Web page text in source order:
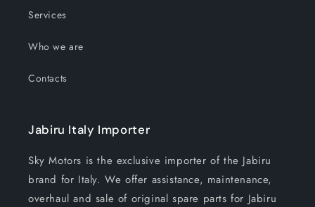
Services
Who we are
Contacts
Jabiru Italy Importer
Sky Motors is the exclusive importer of the Jabiru
brand for Italy. We offer assistance, maintenance,
overhaul and sale of original spare parts for Jabiru